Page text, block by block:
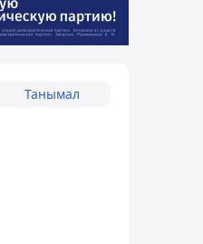
Танымал